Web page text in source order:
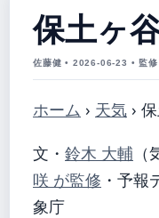
保土ヶ
佐藤健 • 2026-06-23 • 監修
ホーム › 天気 ›
文・ 鈴木 大輔
咲 が監修 ・ 予報
象庁